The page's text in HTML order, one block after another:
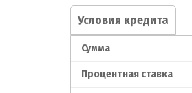
Условия кредита
Сумма
Процентная ставка